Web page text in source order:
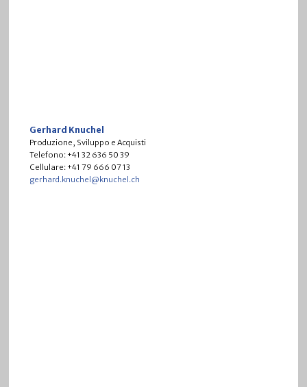
Gerhard Knuchel
Produzione, Sviluppo e Acquisti
Telefono: +41 32 636 50 39
Cellulare: +41 79 666 07 13
gerhard.knuchel@knuchel.ch